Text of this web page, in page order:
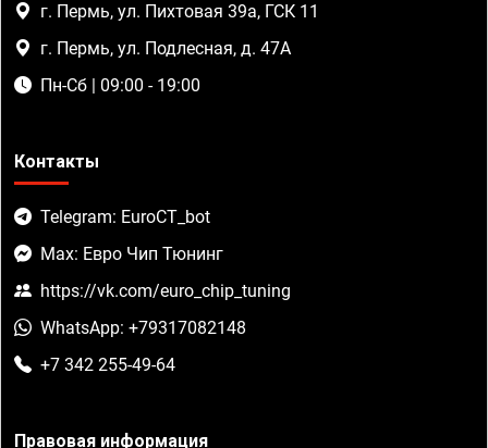
г. Пермь, ул. Пихтовая 39а, ГСК 11
г. Пермь, ул. Подлесная, д. 47А
Пн-Сб | 09:00 - 19:00
Контакты
Telegram: EuroCT_bot
Max: Евро Чип Тюнинг
https://vk.com/euro_chip_tuning
WhatsApp: +79317082148
+7 342 255-49-64
Правовая информация